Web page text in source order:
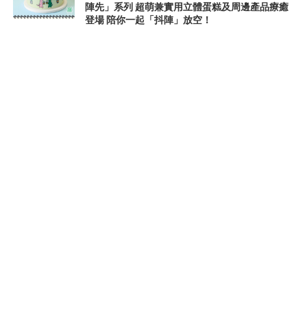
陣先」系列 超萌兼實用立體蛋糕及周邊產品療癒
登場 陪你一起「抖陣」放空！